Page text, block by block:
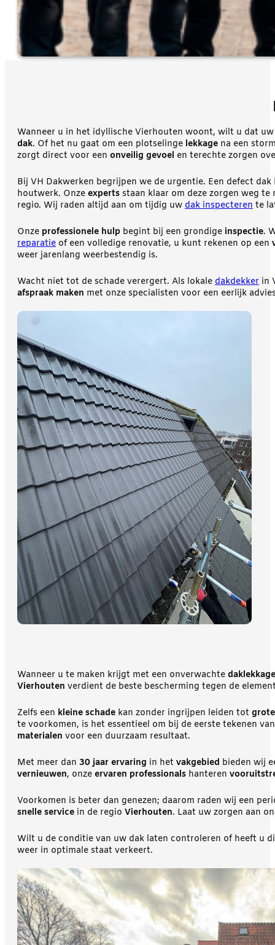
Wanneer u in het idyllische Vierhouten woont, wilt u dat
dak. Of het nu gaat om een plotselinge lekkage na een
zorgt direct voor een onveilig gevoel en terechte zorgen
Bij VH Dakwerken begrijpen we de urgentie. Een defect
houtwerk. Onze experts staan klaar om deze zorgen weg
regio. Wij raden altijd aan om tijdig uw dak inspecteren te
Onze professionele hulp begint bij een grondige inspectie.
reparatie of een volledige renovatie, u kunt rekenen op een
weer jarenlang weerbestendig is.
Wacht niet tot de schade verergert. Als lokale dakdekker in
afspraak maken met onze specialisten voor een eerlijk
Wanneer u te maken krijgt met een onverwachte daklekkage
Vierhouten verdient de beste bescherming tegen de
Zelfs een kleine schade kan zonder ingrijpen leiden tot
te voorkomen, is het essentieel om bij de eerste tekenen
materialen voor een duurzaam resultaat.
Met meer dan 30 jaar ervaring in het vakgebied bieden wij
vernieuwen, onze ervaren professionals hanteren
Voorkomen is beter dan genezen; daarom raden wij een
snelle service in de regio Vierhouten. Laat uw zorgen aan
Wilt u de conditie van uw dak laten controleren of heeft u
weer in optimale staat verkeert.